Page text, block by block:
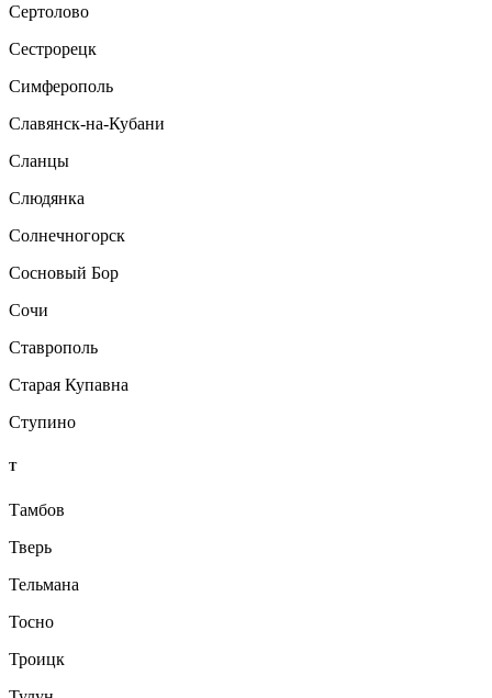
Сертолово
Сестрорецк
Симферополь
Славянск-на-Кубани
Сланцы
Слюдянка
Солнечногорск
Сосновый Бор
Сочи
Ставрополь
Старая Купавна
Ступино
Т
Тамбов
Тверь
Тельмана
Тосно
Троицк